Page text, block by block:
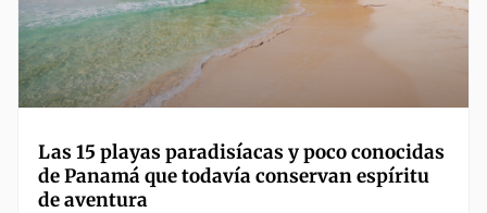
Las 15 playas paradisíacas y poco conocidas
de Panamá que todavía conservan espíritu
de aventura